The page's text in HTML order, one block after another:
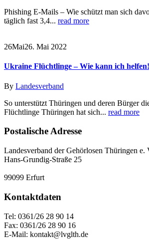
Phishing E-Mails – Wie schützt man sich
täglich fast 3,4... read more
26Mai26. Mai 2022
Ukraine Flüchtlinge – Wie kann ich helfen!
By Landesverband
So unterstützt Thüringen und deren Bürger
Flüchtlinge Thüringen hat sich... read more
Postalische Adresse
Landesverband der Gehörlosen Thüringen e.
Hans-Grundig-Straße 25
99099 Erfurt
Kontaktdaten
Tel: 0361/26 28 90 14
Fax: 0361/26 28 90 16
E-Mail: kontakt@lvglth.de